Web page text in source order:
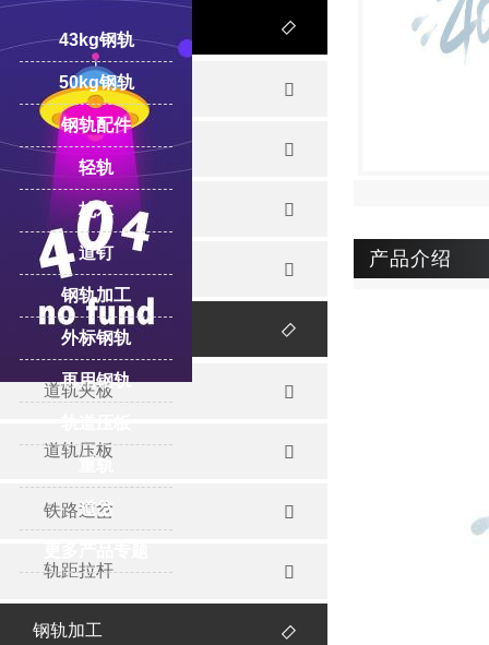
产品介绍

轻轨 
重轨 
起重轨 
再用钢轨 
钢轨配件 
道轨夹板 
道轨压板 
铁路道岔 
轨距拉杆 
钢轨加工 
43kg钢轨
50kg钢轨
钢轨配件
轻轨
枕木
道钉
钢轨加工
外标钢轨
再用钢轨
道岔